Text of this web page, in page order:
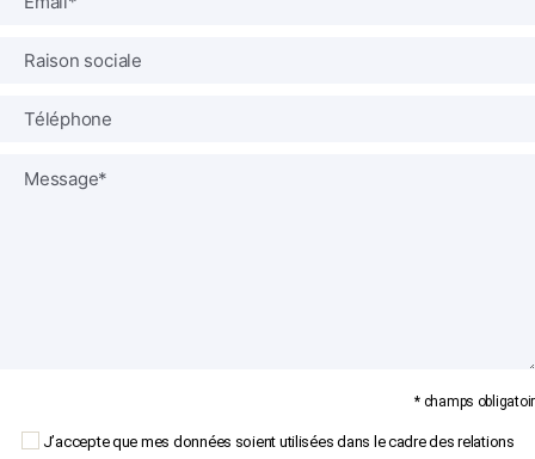
* champs obligatoir
J’accepte que mes données soient utilisées dans le cadre des relations